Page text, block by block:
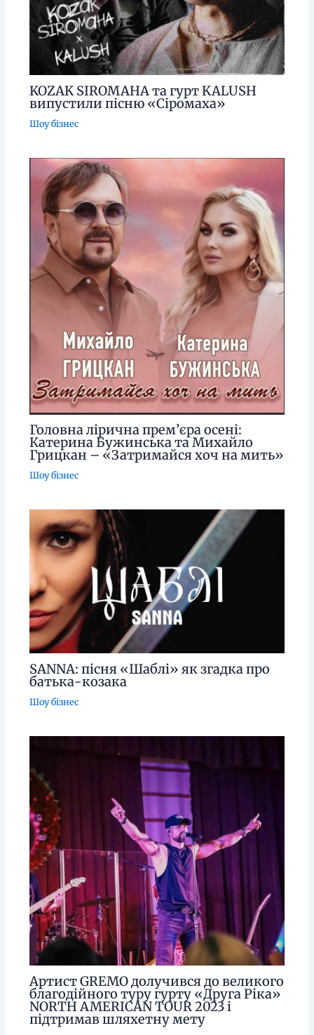
KOZAK SIROMAHA та гурт KALUSH
випустили пісню «Сіромаха»
Шоу бізнес
Головна лірична прем’єра осені:
Катерина Бужинська та Михайло
Грицкан – «Затримайся хоч на мить»
Шоу бізнес
SANNA: пісня «Шаблі» як згадка про
батька-козака
Шоу бізнес
Артист GREMO долучився до великого
благодійного туру гурту «Друга Ріка»
NORTH AMERICAN TOUR 2023 і
підтримав шляхетну мету